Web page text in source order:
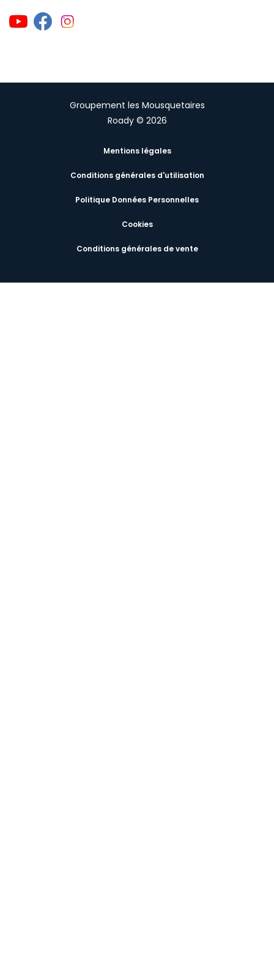
Groupement les Mousquetaires
Roady © 2026
Mentions légales
Conditions générales d'utilisation
Politique Données Personnelles
Cookies
Conditions générales de vente